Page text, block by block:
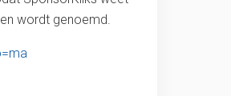
wordt genoemd.